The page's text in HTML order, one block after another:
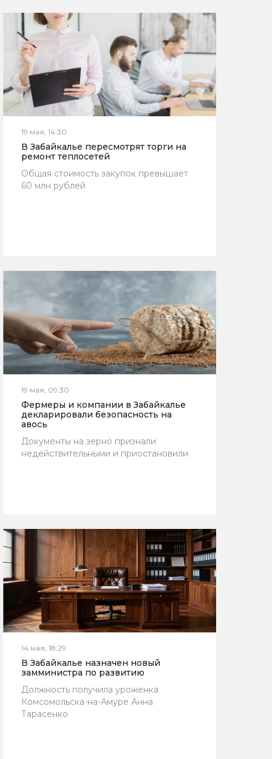
19 мая, 14:30
В Забайкалье пересмотрят торги на
ремонт теплосетей
Общая стоимость закупок превышает
60 млн рублей
19 мая, 09:30
Фермеры и компании в Забайкалье
декларировали безопасность на
авось
Документы на зерно признали
недействительными и приостановили
14 мая, 18:29
В Забайкалье назначен новый
замминистра по развитию
Должность получила уроженка
Комсомольска-на-Амуре Анна
Тарасенко